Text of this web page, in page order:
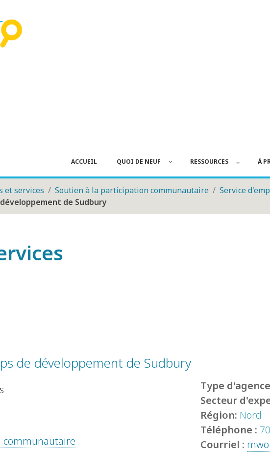
ACCUEIL QUOI DE NEUF RESSOURCES À
et services Soutien à la participation communautaire
Service
de Sudbury
de développement de Sudbury
communautaire
Type
Secteur
Région: Nord
Téléphone :
Courriel :